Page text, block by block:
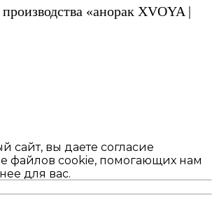
«анорак XVOYA |
сайт, вы даете согласие
файлов cookie, помогающих нам
для вас.